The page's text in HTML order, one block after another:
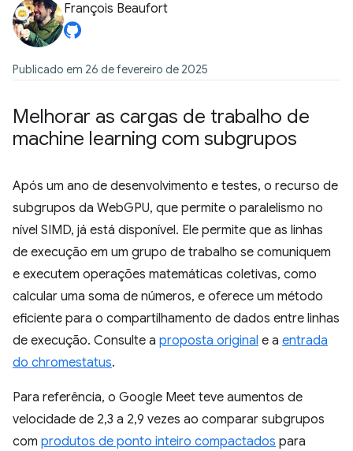
François Beaufort
Publicado em 26 de fevereiro de 2025
Melhorar as cargas de trabalho de
machine learning com subgrupos
Após um ano de desenvolvimento e testes, o recurso de
subgrupos da WebGPU, que permite o paralelismo no
nível SIMD, já está disponível. Ele permite que as linhas
de execução em um grupo de trabalho se comuniquem
e executem operações matemáticas coletivas, como
calcular uma soma de números, e oferece um método
eficiente para o compartilhamento de dados entre linhas
de execução. Consulte a proposta original e a entrada
do chromestatus.
Para referência, o Google Meet teve aumentos de
velocidade de 2,3 a 2,9 vezes ao comparar subgrupos
com produtos de ponto inteiro compactados para